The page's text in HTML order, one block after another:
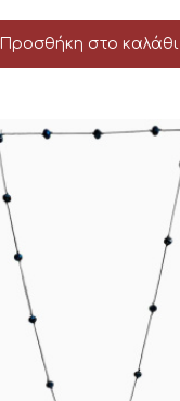
Προσθήκη στο καλάθι